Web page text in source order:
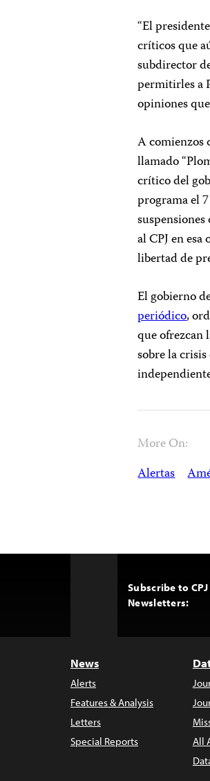
“El
críticos que
subdirector
permitirles a
opiniones
A
llamado
crítico del
programa el
al CPJ en
libertad de
El gobierno
periódico,
que ofrezcan
sobre la
More On:
Alertas
Subscribe to CPJ
Newsletters:
News
Alerts
Features & Analysis
Letters
Special Reports
All